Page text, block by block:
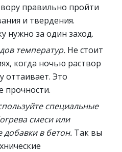
правильно пройти
и твердения.
нужно за один заход.
температур.Не стоит
когда ночью раствор
оттаивает. Это
прочности.
специальные
смеси или
в бетон.Так вы